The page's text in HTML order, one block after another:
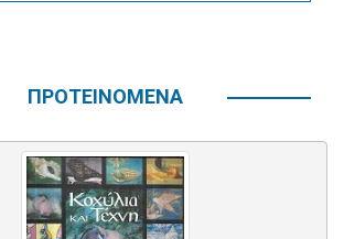
ΠΡΟΤΕΙΝΟΜΕΝΑ